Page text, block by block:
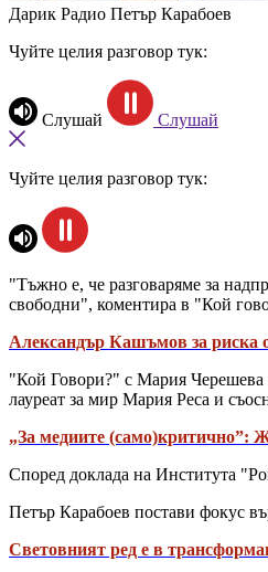
Дарик Радио Петър Карабоев
Чуйте целия разговор тук:
Слушай Слушай
Чуйте целия разговор тук:
"Тъжно е, че разговаряме за
свободни", коментира в "Кой
Александър Кашъмов за риска
"Кой Говори?" с Мария Черешева
лауреат за мир Мария Реса и
„За медиите (само)критично”:
Според доклада на Института
Петър Карабоев постави фокус
Световният ред е в